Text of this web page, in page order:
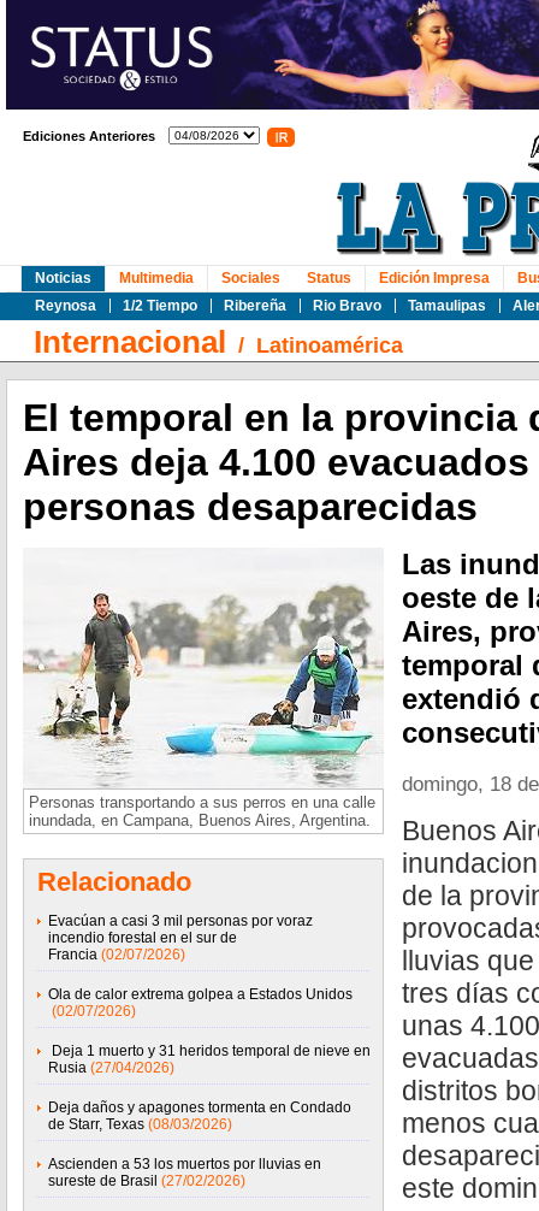
Ediciones Anteriores
Noticias
Reynosa
1/2 Tiempo Ribereña Rio Bravo Tamaulipas
Multimedia Sociales Status Edición Impresa
Internacional / Latinoamérica
El temporal en la provincia
Aires deja 4.100
personas desaparecidas
Personas transportando a sus perros en una calle
inundada, en Campana, Buenos Aires, Argentina.
Relacionado
Evacúan a casi 3 mil personas por voraz
incendio forestal en el sur de
Francia (02/07/2026)
Ola de calor extrema golpea a Estados Unidos
(02/07/2026)
Deja 1 muerto y 31 heridos temporal de nieve en
Rusia (27/04/2026)
Deja daños y apagones tormenta en Condado
de Starr, Texas (08/03/2026)
Ascienden a 53 los muertos por lluvias en
sureste de Brasil (27/02/2026)
Las
oeste de
Aires,
temporal
extendió
domingo, 18
Buenos
de la
lluvias
tres días
unas
distritos
menos
este